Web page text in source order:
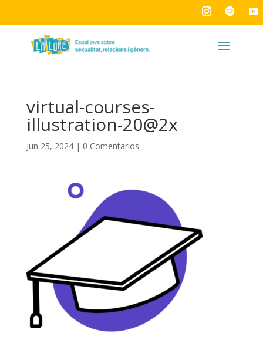
virtual-courses-
illustration-20@2x
Jun 25, 2024| 0 Comentarios